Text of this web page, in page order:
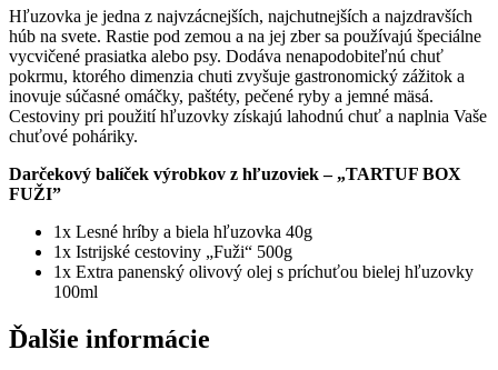
Hľuzovka je jedna z najvzácnejších, najchutnejších a najzdravších
húb na svete. Rastie pod zemou a na jej zber sa používajú špeciálne
vycvičené prasiatka alebo psy. Dodáva nenapodobiteľnú chuť
pokrmu, ktorého dimenzia chuti zvyšuje gastronomický zážitok a
inovuje súčasné omáčky, paštéty, pečené ryby a jemné mäsá.
Cestoviny pri použití hľuzovky získajú lahodnú chuť a naplnia Vaše
chuťové poháriky.
Darčekový balíček výrobkov z hľuzoviek– „TARTUF BOX
FUŽI”
1x Lesné hríby a biela hľuzovka 40g
1x Istrijské cestoviny „Fuži“ 500g
1x Extra panenský olivový olej s príchuťou bielej hľuzovky
100ml
Ďalšie informácie